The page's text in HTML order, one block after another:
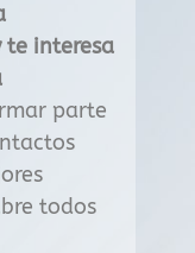
te interesa
parte
todos